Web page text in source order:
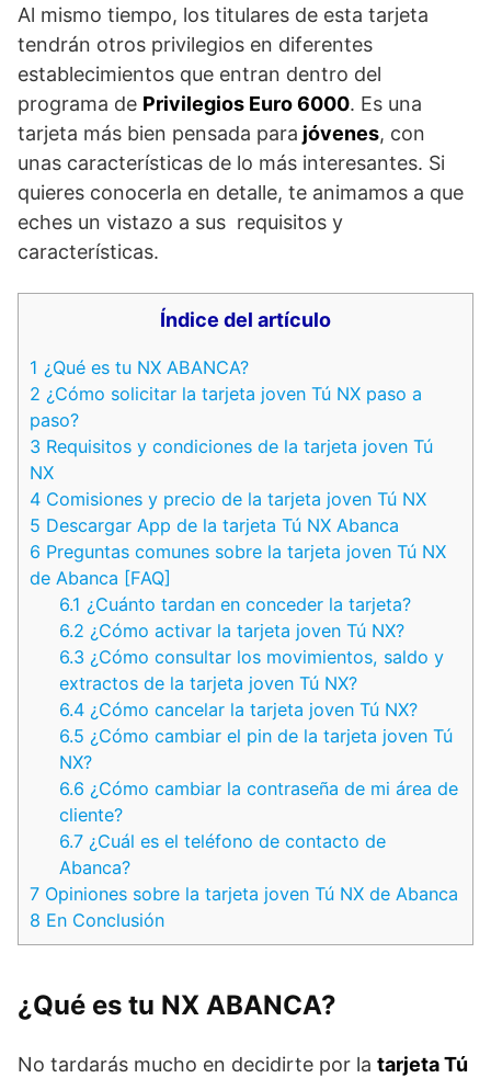
Al mismo tiempo, los titulares de esta tarjeta
tendrán otros privilegios en diferentes
establecimientos que entran dentro del
programa de Privilegios Euro 6000. Es una
tarjeta más bien pensada para jóvenes, con
unas características de lo más interesantes. Si
quieres conocerla en detalle, te animamos a que
eches un vistazo a sus requisitos y
características.
Índice del artículo
1 ¿Qué es tu NX ABANCA?
2 ¿Cómo solicitar la tarjeta joven Tú NX paso a
paso?
3 Requisitos y condiciones de la tarjeta joven Tú
NX
4 Comisiones y precio de la tarjeta joven Tú NX
5 Descargar App de la tarjeta Tú NX Abanca
6 Preguntas comunes sobre la tarjeta joven Tú NX
de Abanca [FAQ]
6.1 ¿Cuánto tardan en conceder la tarjeta?
6.2 ¿Cómo activar la tarjeta joven Tú NX?
6.3 ¿Cómo consultar los movimientos, saldo y
extractos de la tarjeta joven Tú NX?
6.4 ¿Cómo cancelar la tarjeta joven Tú NX?
6.5 ¿Cómo cambiar el pin de la tarjeta joven Tú
NX?
6.6 ¿Cómo cambiar la contraseña de mi área de
cliente?
6.7 ¿Cuál es el teléfono de contacto de
Abanca?
7 Opiniones sobre la tarjeta joven Tú NX de Abanca
8 En Conclusión
¿Qué es tu NX ABANCA?
No tardarás mucho en decidirte por la tarjeta Tú